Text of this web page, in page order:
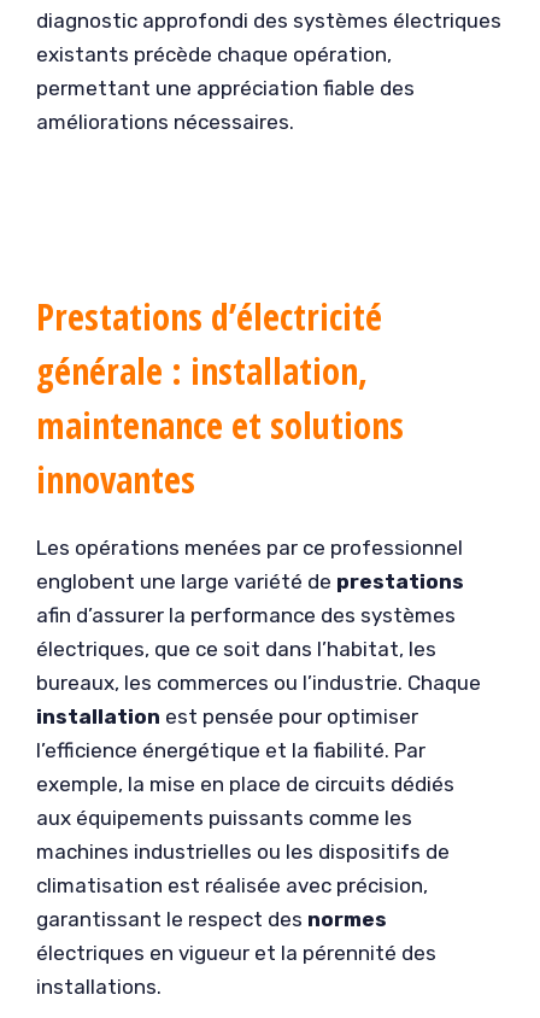
diagnostic approfondi des systèmes électriques
existants précède chaque opération,
permettant une appréciation fiable des
améliorations nécessaires.
Prestations d’électricité
générale : installation,
maintenance et solutions
innovantes
Les opérations menées par ce professionnel
englobent une large variété de prestations
afin d’assurer la performance des systèmes
électriques, que ce soit dans l’habitat, les
bureaux, les commerces ou l’industrie. Chaque
installation est pensée pour optimiser
l’efficience énergétique et la fiabilité. Par
exemple, la mise en place de circuits dédiés
aux équipements puissants comme les
machines industrielles ou les dispositifs de
climatisation est réalisée avec précision,
garantissant le respect des normes
électriques en vigueur et la pérennité des
installations.